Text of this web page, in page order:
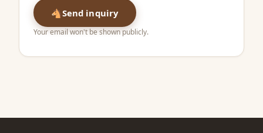
🐴Send inquiry
Your email won't be shown publicly.